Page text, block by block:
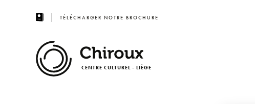
TÉLÉCHARGER NOTRE BROCHURE
CENTRE CULTUREL - LIÈGE